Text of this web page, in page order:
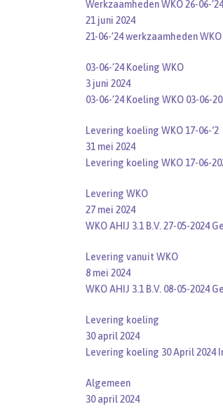
Werkzaamheden WKO 26-06-’24
21 juni 2024
21-06-’24 werkzaamheden
03-06-’24 Koeling WKO
3 juni 2024
03-06-’24 Koeling WKO 03-06-
Levering koeling WKO 17-06-‘2
31 mei 2024
Levering koeling WKO 17-06-
Levering WKO
27 mei 2024
WKO AHIJ 3.1 B.V. 27-05-2024
Levering vanuit WKO
8 mei 2024
WKO AHIJ 3.1 B.V. 08-05-2024
Levering koeling
30 april 2024
Levering koeling 30 April 2024
Algemeen
30 april 2024